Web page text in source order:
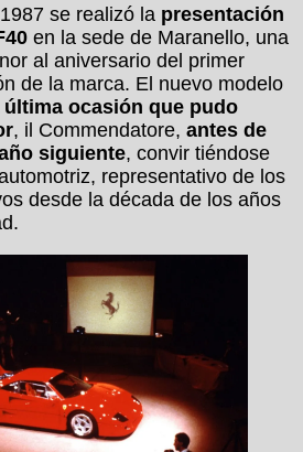
se realizó la presentación
en la sede de Maranello, una
al aniversario del primer
de la marca. El nuevo modelo
ocasión que pudo
, il Commendatore, antes de
siguiente, convir tiéndose
representativo de los
desde la década de los años